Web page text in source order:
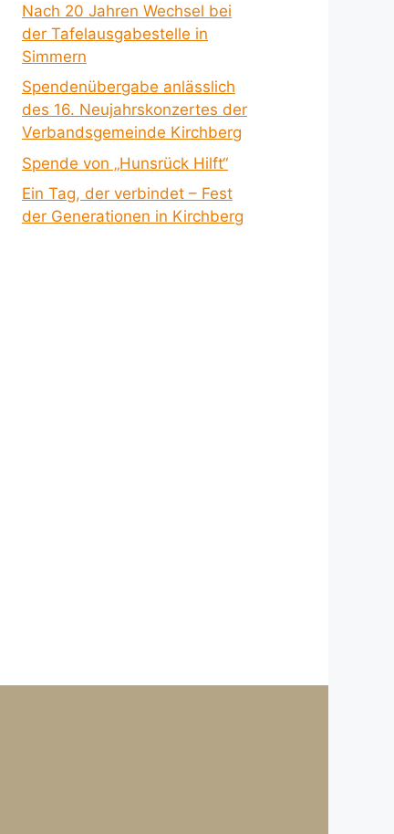
Nach 20 Jahren Wechsel bei
der Tafelausgabestelle in
Simmern
Spendenübergabe anlässlich
des 16. Neujahrskonzertes der
Verbandsgemeinde Kirchberg
Spende von „Hunsrück Hilft“
Ein Tag, der verbindet – Fest
der Generationen in Kirchberg